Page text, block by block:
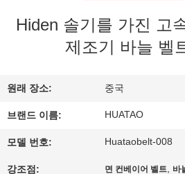
대
여
공
장
Hiden 솔기를 가진 고
제조기 바늘 벨
원래 장소: 중국
브랜드 이름: HUATAO
모델 번호: Huataobelt-008
강조점: 면 컨베이어 벨트, 바